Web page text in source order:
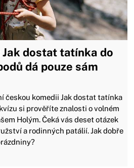
Jak dostat tatínka do
dá pouze sám
českou komedii Jak dostat tatínka
si prověříte znalosti o volném
Holým. Čeká vás deset otázek
a rodinných patálií. Jak dobře